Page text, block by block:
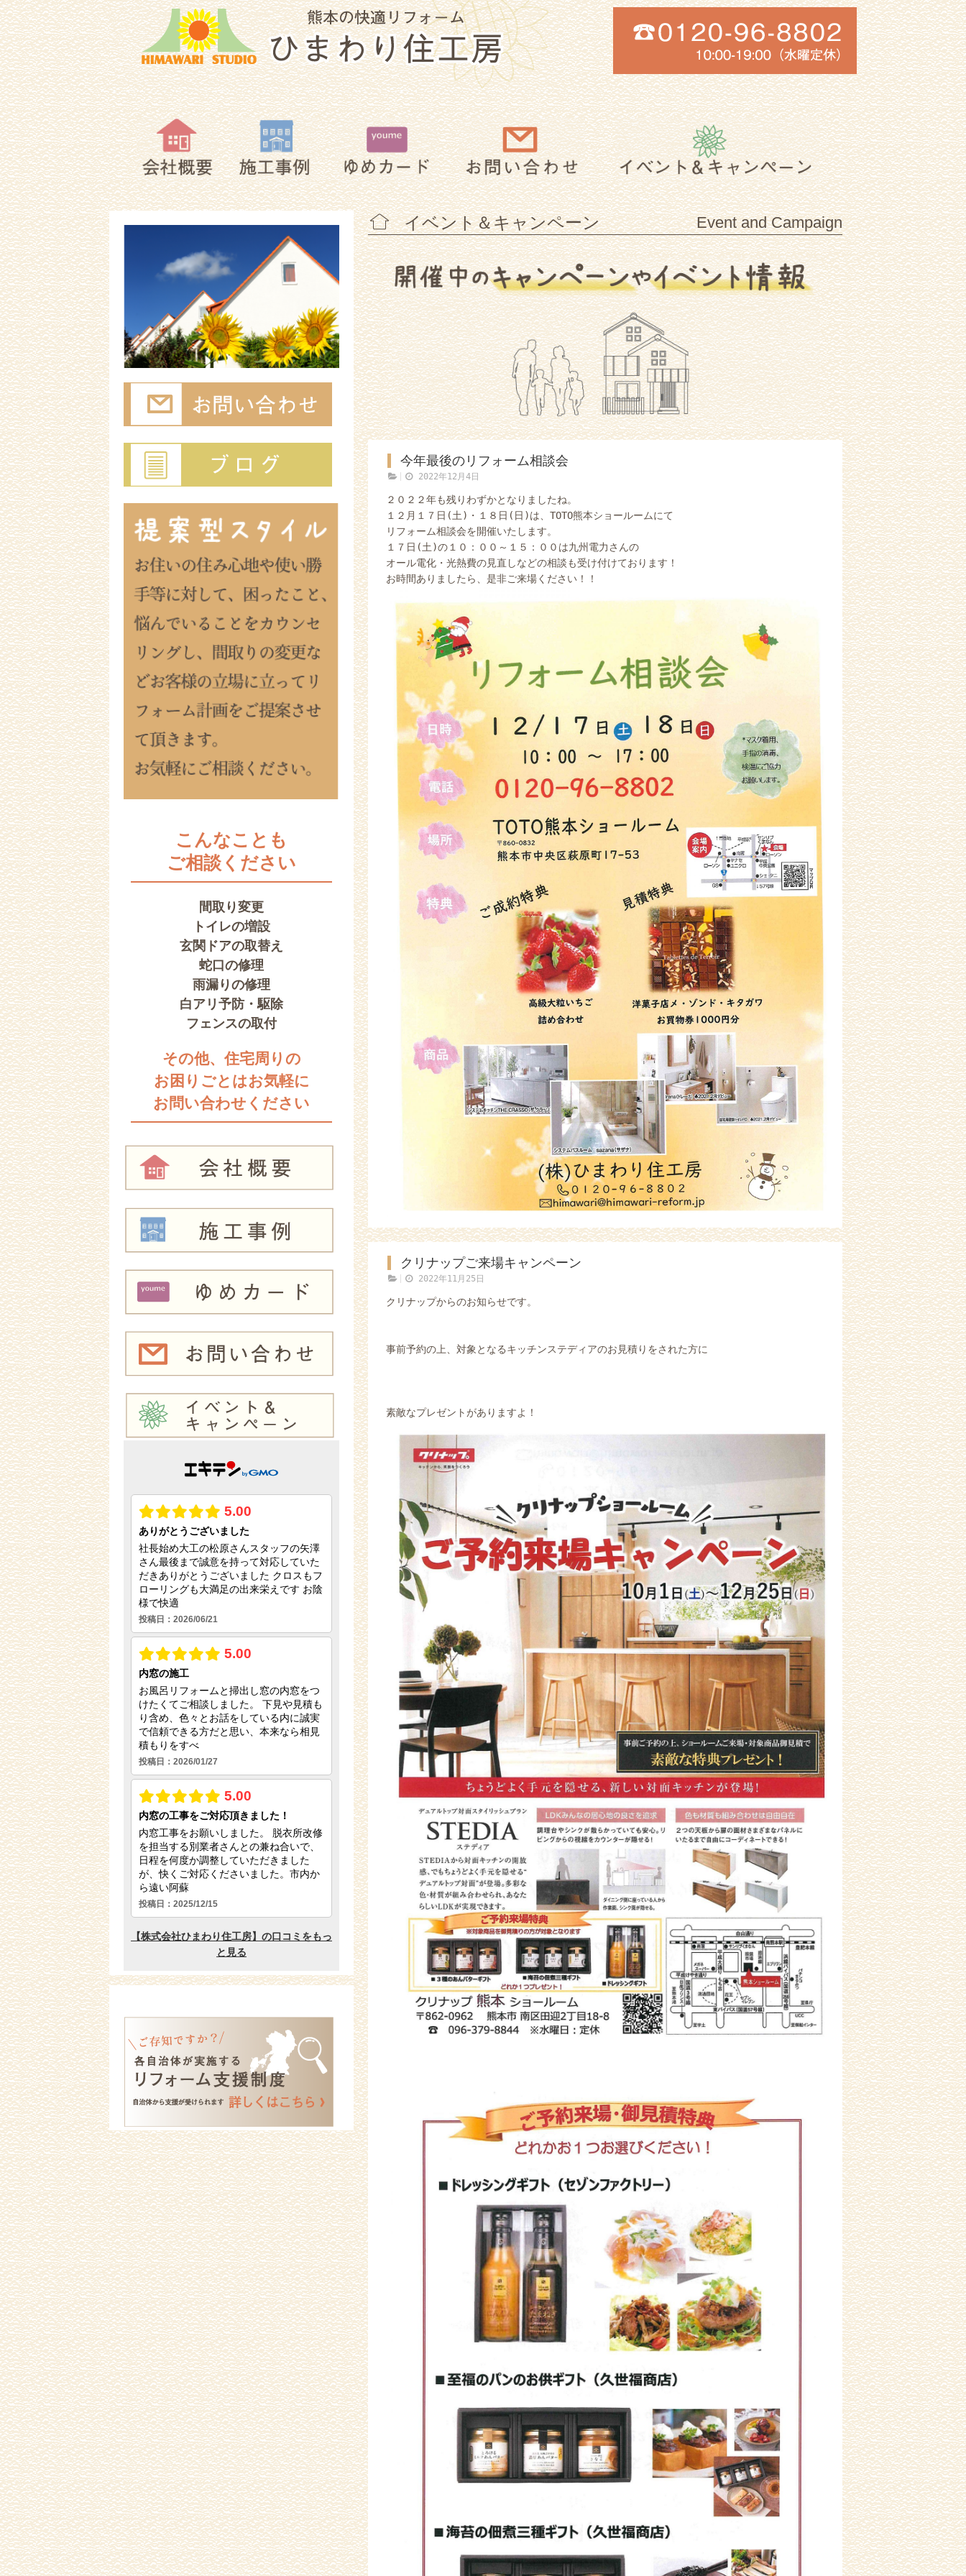
イベント＆キャンペーン Event and Campaign
今年最後のリフォーム相談会
2022年12月4日
２０２２年も残りわずかとなりましたね。
１２月１７日(土)・１８日(日)は、TOTO熊本ショールームにて
リフォーム相談会を開催いたします。
１７日(土)の１０：００～１５：００は九州電力さんの
オール電化・光熱費の見直しなどの相談も受け付けております！
お時間ありましたら、是非ご来場ください！！
クリナップご来場キャンペーン
2022年11月25日
クリナップからのお知らせです。
事前予約の上、対象となるキッチンステディアのお見積りをされた方に
素敵なプレゼントがありますよ！
こんなことも
ご相談ください
間取り変更
トイレの増設
玄関ドアの取替え
蛇口の修理
雨漏りの修理
白アリ予防・駆除
フェンスの取付
その他、住宅周りの
お困りごとはお気軽に
お問い合わせください